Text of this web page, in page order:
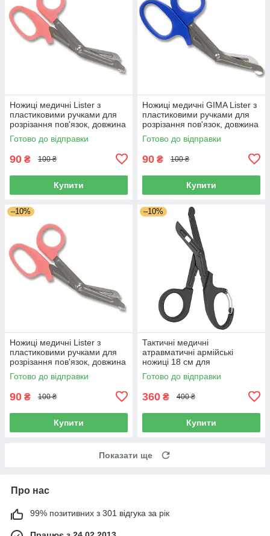
Ножиці медичні Lister з
пластиковими ручками для
розрізання пов'язок, довжина
16,5 см, Польща
Готово до відправки
90 ₴ 100 ₴
Купити
Ножиці медичні GIMA Lister з
пластиковими ручками для
розрізання пов'язок, довжина
19 см, Італія
Готово до відправки
90 ₴ 100 ₴
Купити
–10%
Ножиці медичні Lister з
пластиковими ручками для
розрізання пов'язок, довжина
16,5 см, Польща
Готово до відправки
90 ₴ 100 ₴
Купити
–10%
Тактичні медичні
атравматичні армійські
ножиці 18 см для
парамедика та військової
аптечки
Готово до відправки
360 ₴ 400 ₴
Купити
Показати ще
Про нас
99% позитивних з 301 відгука за рік